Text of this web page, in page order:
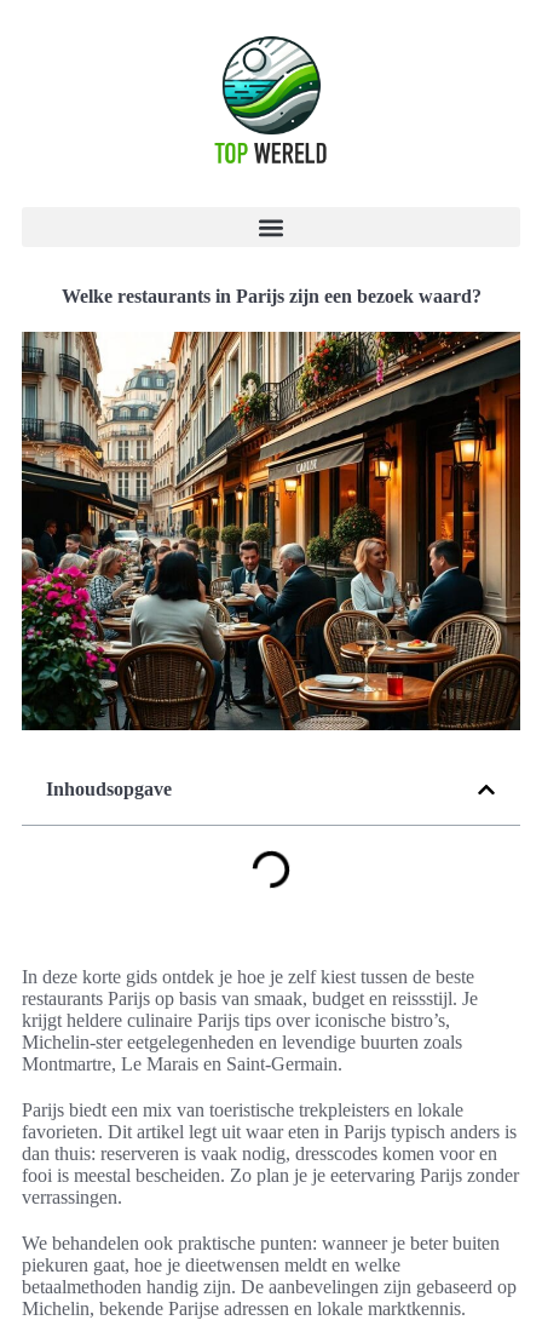
Welke restaurants in Parijs zijn een bezoek waard?
Inhoudsopgave
In deze korte gids ontdek je hoe je zelf kiest tussen de beste
restaurants Parijs op basis van smaak, budget en reissstijl. Je
krijgt heldere culinaire Parijs tips over iconische bistro’s,
Michelin-ster eetgelegenheden en levendige buurten zoals
Montmartre, Le Marais en Saint‑Germain.
Parijs biedt een mix van toeristische trekpleisters en lokale
favorieten. Dit artikel legt uit waar eten in Parijs typisch anders is
dan thuis: reserveren is vaak nodig, dresscodes komen voor en
fooi is meestal bescheiden. Zo plan je je eetervaring Parijs zonder
verrassingen.
We behandelen ook praktische punten: wanneer je beter buiten
piekuren gaat, hoe je dieetwensen meldt en welke
betaalmethoden handig zijn. De aanbevelingen zijn gebaseerd op
Michelin, bekende Parijse adressen en lokale marktkennis.